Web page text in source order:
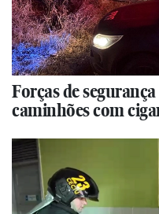
Forças de
caminhões com